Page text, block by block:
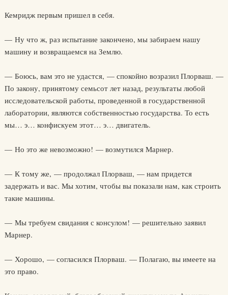
Кемридж первым пришел в себя.
— Ну что ж, раз испытание закончено, мы забираем нашу
машину и возвращаемся на Землю.
— Боюсь, вам это не удастся, — спокойно возразил Плорваш. —
По закону, принятому семьсот лет назад, результаты любой
исследовательской работы, проведенной в государственной
лаборатории, являются собственностью государства. То есть
мы… э… конфискуем этот… э… двигатель.
— Но это же невозможно! — возмутился Марнер.
— К тому же, — продолжал Плорваш, — нам придется
задержать и вас. Мы хотим, чтобы вы показали нам, как строить
такие машины.
— Мы требуем свидания с консулом! — решительно заявил
Марнер.
— Хорошо, — согласился Плорваш. — Полагаю, вы имеете на
это право.